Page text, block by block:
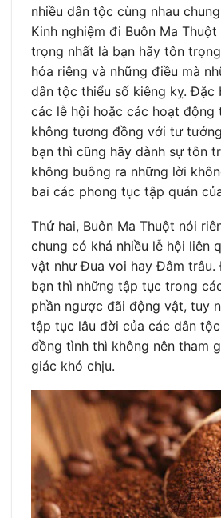
nhiều dân tộc cùng nhau
Kinh nghiệm đi Buôn Ma
trọng nhất là bạn hãy tôn
hóa riêng và những điều mà
dân tộc thiểu số kiêng kỵ. Đặc
các lễ hội hoặc các hoạt động
không tương đồng với tư
bạn thì cũng hãy dành sự tôn
không buông ra những lời
bai các phong tục tập quán
Thứ hai, Buôn Ma Thuột nói
chung có khá nhiều lễ hội liên
vật như Đua voi hay Đâm
bạn thì những tập tục trong
phần ngược đãi động vật, tuy
tập tục lâu đời của các dân
đồng tình thì không nên tham
giác khó chịu.